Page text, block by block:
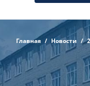
Главная Новости